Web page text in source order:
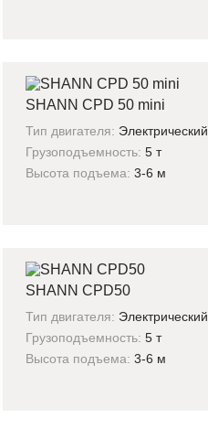
SHANN CPD 50 mini
Тип двигателя: Электрический
Грузоподъемность: 5 т
Высота подъема: 3-6 м
SHANN CPD50
Тип двигателя: Электрический
Грузоподъемность: 5 т
Высота подъема: 3-6 м